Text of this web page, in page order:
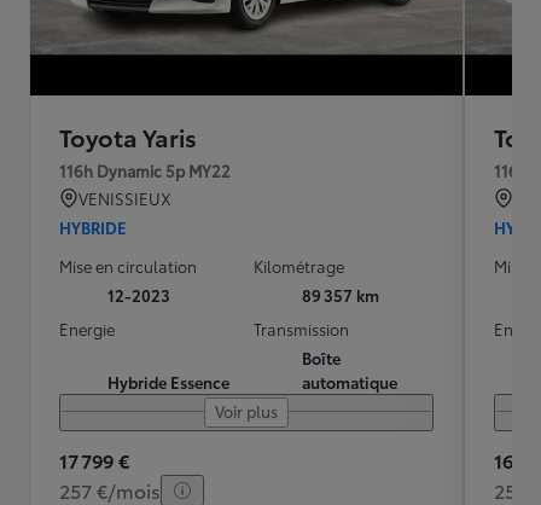
Toyota Yaris
116h Dynamic 5p MY22
VENISSIEUX
HYBRIDE
Mise en circulation
12-2023
Kilométrage
89 357 km
Energie
Hybride Essence
Transmission
Boîte
automatique
Voir plus
17 799 €
257 €/mois
116h
Mise
16
259